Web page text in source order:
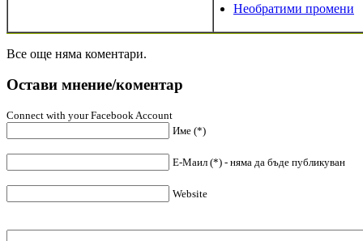
Необратими промени
Все още няма коментари.
Остави мнение/коментар
Connect with your Facebook Account
Име (*)
Е-Маил (*) - няма да бъде публикуван
Website